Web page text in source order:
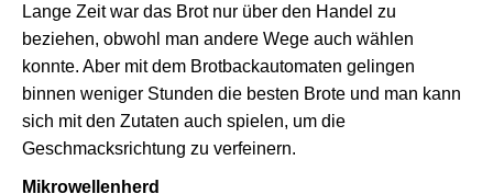
Lange Zeit war das Brot nur über den Handel zu
beziehen, obwohl man andere Wege auch wählen
konnte. Aber mit dem Brotbackautomaten gelingen
binnen weniger Stunden die besten Brote und man kann
sich mit den Zutaten auch spielen, um die
Geschmacksrichtung zu verfeinern.
Mikrowellenherd